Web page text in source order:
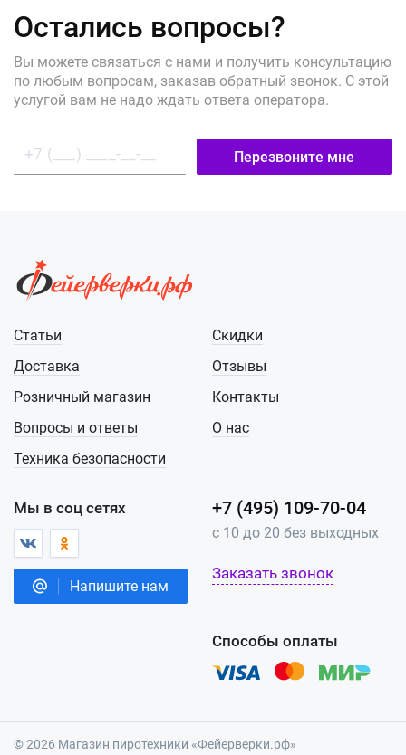
Остались вопросы?
Вы можете связаться с нами и получить консультацию
по любым вопросам, заказав обратный звонок. С этой
услугой вам не надо ждать ответа оператора.
Перезвоните мне
Статьи
Доставка
Розничный магазин
Вопросы и ответы
Техника безопасности
Скидки
Отзывы
Контакты
О нас
Мы в соц сетях
Напишите нам
+7 (495) 109-70-04
с 10 до 20 без выходных
Заказать звонок
Способы оплаты
© 2026 Магазин пиротехники «Фейерверки.рф»